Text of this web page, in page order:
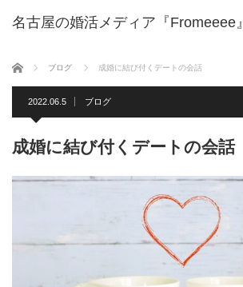
名古屋の婚活メディア『Fromeeee』
ホーム ブログ 成婚に結び付くデートの会話
2022.06.5 ブログ
成婚に結び付くデートの会話